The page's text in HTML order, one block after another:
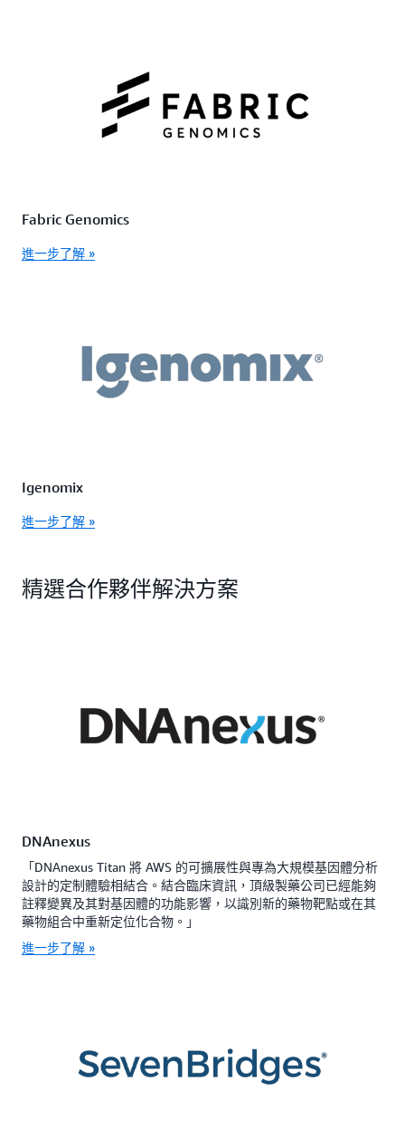
Fabric Genomics
進一步了解 »
Igenomix
進一步了解 »
精選合作夥伴解決方案
DNAnexus
「DNAnexus Titan 將 AWS 的可擴展性與專為大規模基因體分析
設計的定制體驗相結合。結合臨床資訊，頂級製藥公司已經能夠
註釋變異及其對基因體的功能影響，以識別新的藥物靶點或在其
藥物組合中重新定位化合物。」
進一步了解 »